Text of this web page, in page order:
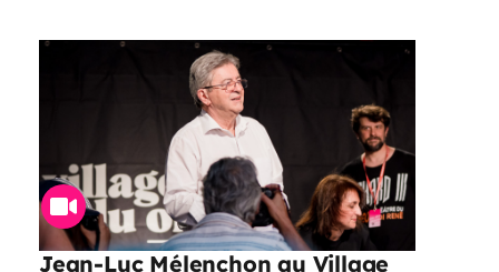
Jean-Luc Mélenchon au Village